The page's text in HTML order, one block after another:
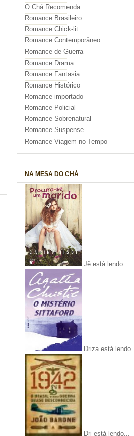
O Chá Recomenda
Romance Brasileiro
Romance Chick-lit
Romance Contemporâneo
Romance de Guerra
Romance Drama
Romance Fantasia
Romance Histórico
Romance importado
Romance Policial
Romance Sobrenatural
Romance Suspense
Romance Viagem no Tempo
NA MESA DO CHÁ
Jê está lendo...
Driza está lendo...
Dri está lendo...